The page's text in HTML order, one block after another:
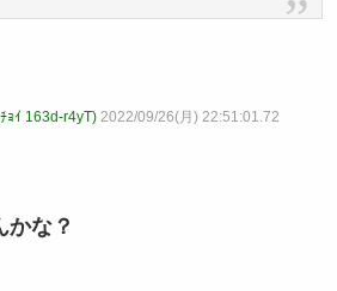
ｮｲ 163d-r4yT) 2022/09/26(月) 22:51:01.72
かな？